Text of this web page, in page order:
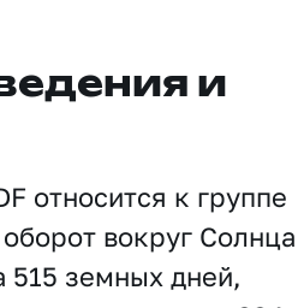
и
относится к группе
вокруг Солнца
515 земных дней,